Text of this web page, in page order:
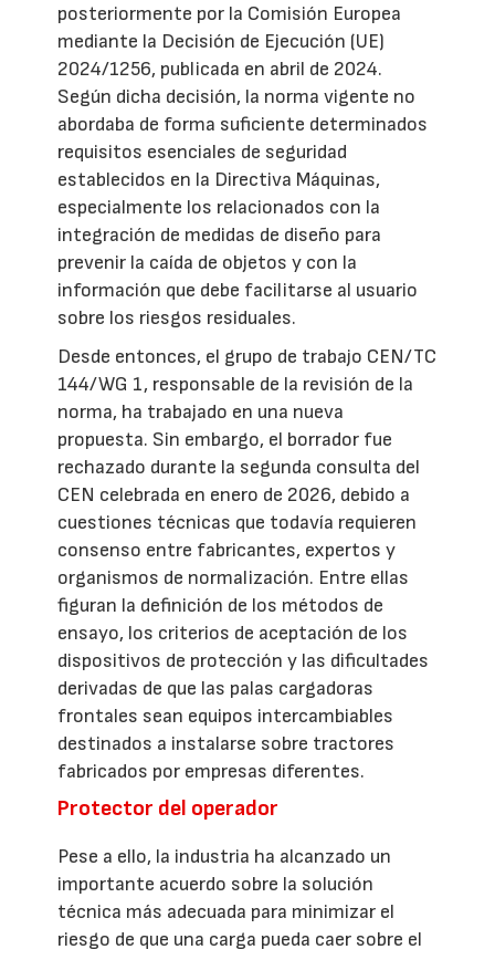
posteriormente por la Comisión Europea
mediante la Decisión de Ejecución (UE)
2024/1256, publicada en abril de 2024.
Según dicha decisión, la norma vigente no
abordaba de forma suficiente determinados
requisitos esenciales de seguridad
establecidos en la Directiva Máquinas,
especialmente los relacionados con la
integración de medidas de diseño para
prevenir la caída de objetos y con la
información que debe facilitarse al usuario
sobre los riesgos residuales.
Desde entonces, el grupo de trabajo CEN/TC
144/WG 1, responsable de la revisión de la
norma, ha trabajado en una nueva
propuesta. Sin embargo, el borrador fue
rechazado durante la segunda consulta del
CEN celebrada en enero de 2026, debido a
cuestiones técnicas que todavía requieren
consenso entre fabricantes, expertos y
organismos de normalización. Entre ellas
figuran la definición de los métodos de
ensayo, los criterios de aceptación de los
dispositivos de protección y las dificultades
derivadas de que las palas cargadoras
frontales sean equipos intercambiables
destinados a instalarse sobre tractores
fabricados por empresas diferentes.
Protector del operador
Pese a ello, la industria ha alcanzado un
importante acuerdo sobre la solución
técnica más adecuada para minimizar el
riesgo de que una carga pueda caer sobre el